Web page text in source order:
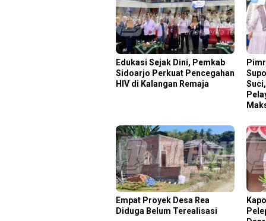
Edukasi Sejak Dini, Pemkab
Sidoarjo Perkuat Pencegahan
HIV di Kalangan Remaja
Empat Proyek Desa Rea
Diduga Belum Terealisasi